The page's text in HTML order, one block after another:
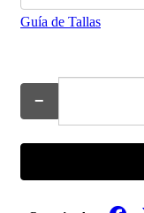
Guía de Tallas
−